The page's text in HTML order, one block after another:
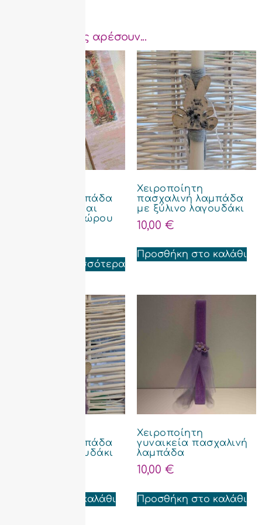
Μπορεί να σας αρέσουν...
πασχαλινή λαμπάδα
με ντεκουπάζ και
ασορτί κουτί δώρου
Διαβάστε περισσότερα
Χειροποίητη
πασχαλινή λαμπάδα
με ξύλινο λαγουδάκι
10,00 €
Προσθήκη στο καλάθι
πασχαλινή λαμπάδα
με ξύλινο λαγουδάκι
Προσθήκη στο καλάθι
Χειροποίητη
γυναικεία πασχαλινή
λαμπάδα
10,00 €
Προσθήκη στο καλάθι